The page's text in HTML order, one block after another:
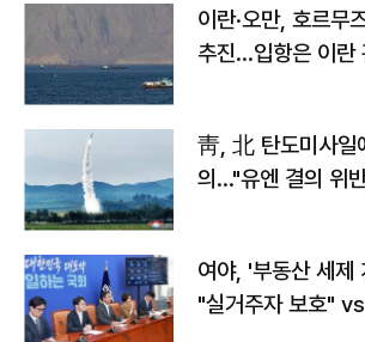
이란·오만, 호르무
추진…입항은 이란
靑, 北 탄도미사일
의…"유엔 결의 위
여야, '부동산 세
"실거주자 보호"